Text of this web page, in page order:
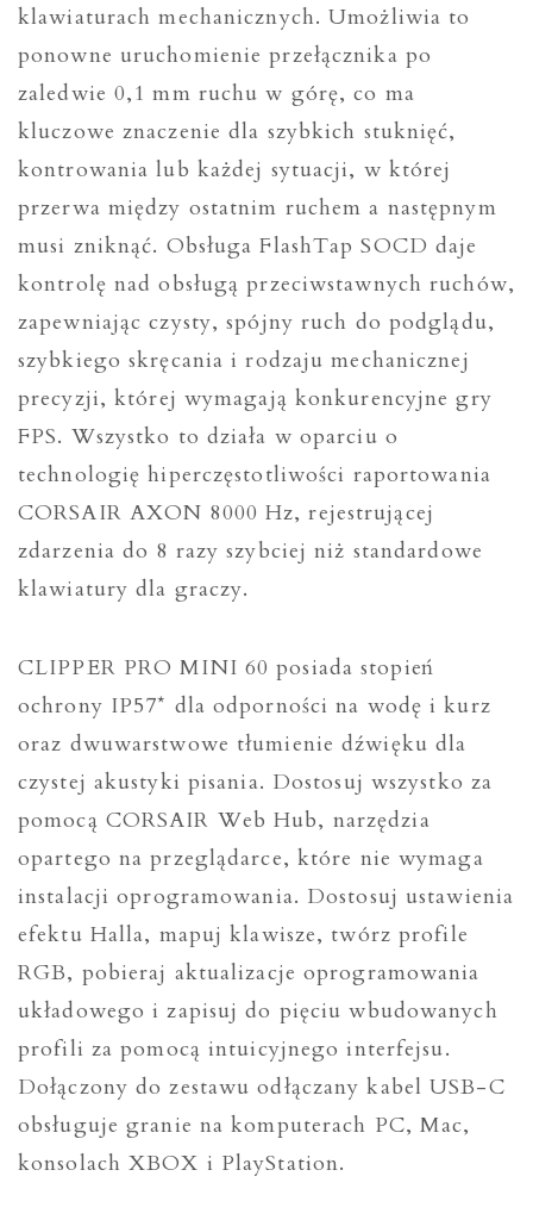
klawiaturach mechanicznych. Umożliwia to
ponowne uruchomienie przełącznika po
zaledwie 0,1 mm ruchu w górę, co ma
kluczowe znaczenie dla szybkich stuknięć,
kontrowania lub każdej sytuacji, w której
przerwa między ostatnim ruchem a następnym
musi zniknąć. Obsługa FlashTap SOCD daje
kontrolę nad obsługą przeciwstawnych ruchów,
zapewniając czysty, spójny ruch do podglądu,
szybkiego skręcania i rodzaju mechanicznej
precyzji, której wymagają konkurencyjne gry
FPS. Wszystko to działa w oparciu o
technologię hiperczęstotliwości raportowania
CORSAIR AXON 8000 Hz, rejestrującej
zdarzenia do 8 razy szybciej niż standardowe
klawiatury dla graczy.
CLIPPER PRO MINI 60 posiada stopień
ochrony IP57* dla odporności na wodę i kurz
oraz dwuwarstwowe tłumienie dźwięku dla
czystej akustyki pisania. Dostosuj wszystko za
pomocą CORSAIR Web Hub, narzędzia
opartego na przeglądarce, które nie wymaga
instalacji oprogramowania. Dostosuj ustawienia
efektu Halla, mapuj klawisze, twórz profile
RGB, pobieraj aktualizacje oprogramowania
układowego i zapisuj do pięciu wbudowanych
profili za pomocą intuicyjnego interfejsu.
Dołączony do zestawu odłączany kabel USB-C
obsługuje granie na komputerach PC, Mac,
konsolach XBOX i PlayStation.